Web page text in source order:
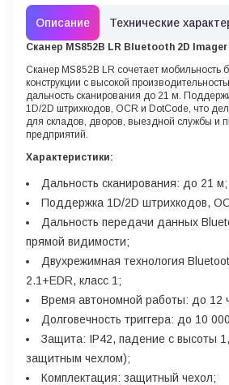
Описание Технические
Сканер MS852B LR Bluetooth 2D Imager
Сканер MS852B LR сочетает мобильность
конструкции с высокой
дальность сканирования до 21 м.
1D/2D штрихкодов, OCR и DotCode, что
для складов, дворов, выездной службы и
предприятий.
Характеристики:
Дальность сканирования: до 21 м;
Поддержка 1D/2D штрихкодов,
Дальность передачи данных
прямой видимости;
Двухрежимная технология
2.1+EDR, класс 1;
Время автономной работы: до 12
Долговечность триггера: до 10
Защита: IP42, падение с высоты
защитным чехлом);
Комплектация: защитный чехол;